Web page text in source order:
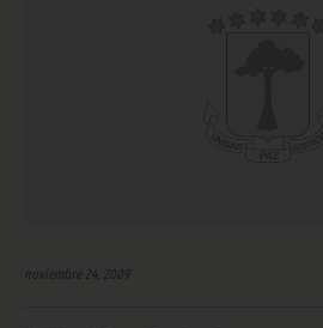
noviembre 24, 2009